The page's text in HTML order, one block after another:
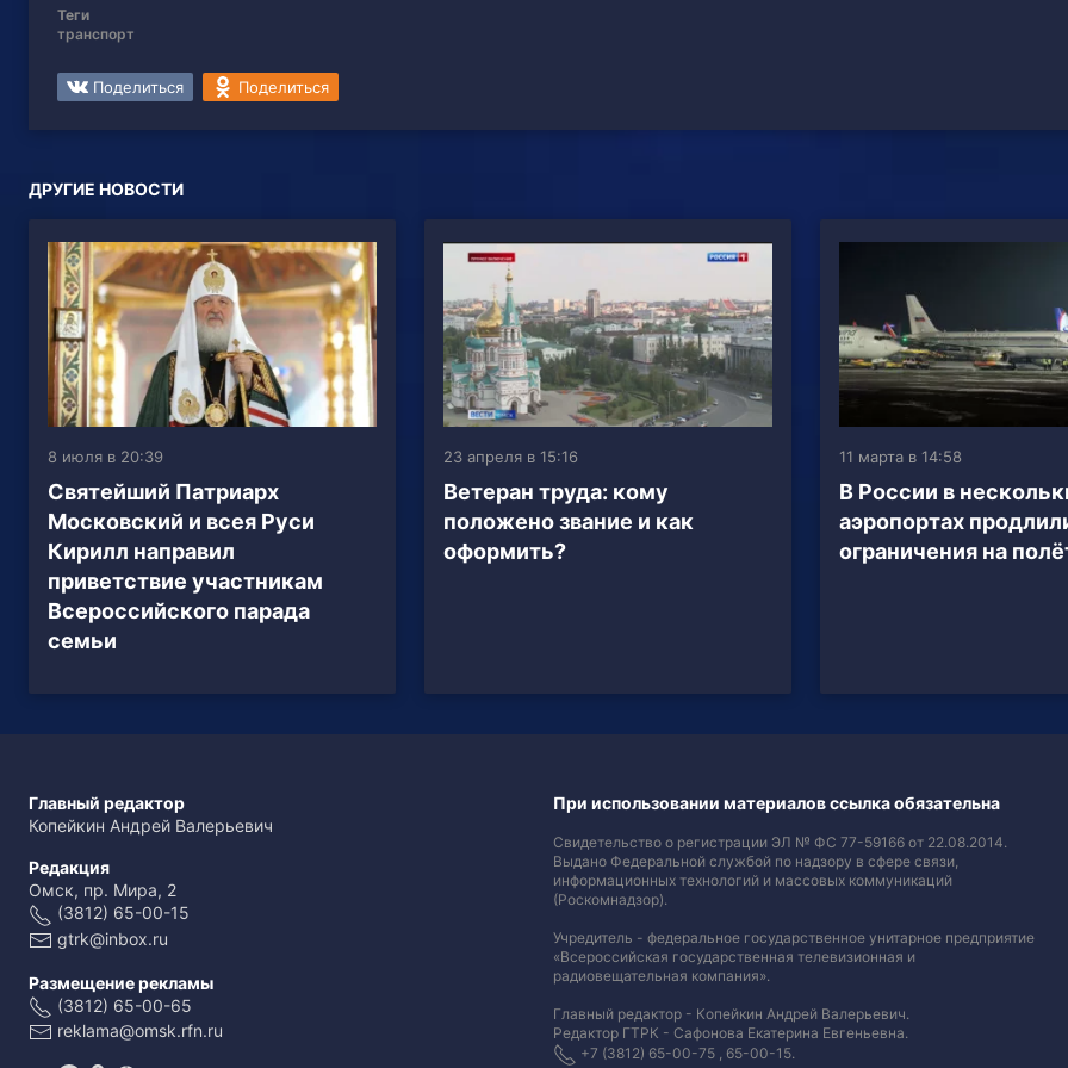
Теги
транспорт
Поделиться Поделиться
ДРУГИЕ НОВОСТИ
8 июля в 20:39
Святейший Патриарх
Московский и всея Руси
Кирилл направил
приветствие участникам
Всероссийского парада
семьи
23 апреля в 15:16
Ветеран труда: кому
положено звание и как
оформить?
11 марта в 14:58
В России в
аэропортах
ограничения на
Главный редактор
Копейкин Андрей Валерьевич
Редакция
Омск, пр. Мира, 2
(3812) 65-00-15
gtrk@inbox.ru
Размещение рекламы
(3812) 65-00-65
reklama@omsk.rfn.ru
При использовании материалов ссылка обязательна
Свидетельство о регистрации ЭЛ № ФС 77-59166 от 22.08.2014.
Выдано Федеральной службой по надзору в сфере связи,
информационных технологий и массовых коммуникаций
(Роскомнадзор).
Учредитель - федеральное государственное унитарное предприятие
«Всероссийская государственная телевизионная и
радиовещательная компания».
Главный редактор - Копейкин Андрей Валерьевич.
Редактор ГТРК - Сафонова Екатерина Евгеньевна.
+7 (3812) 65-00-75 , 65-00-15.